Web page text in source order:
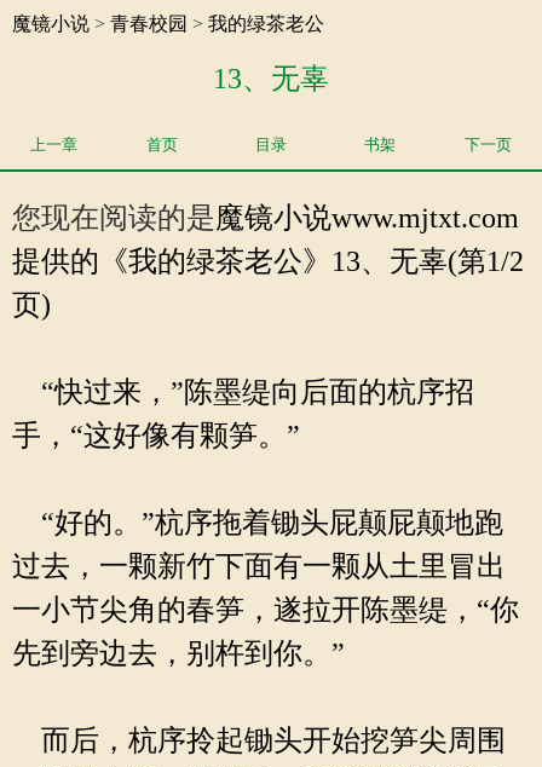
魔镜小说 > 青春校园 > 我的绿茶老公
13、无辜
上一章 首页 目录 书架 下一页
您现在阅读的是魔镜小说www.mjtxt.com
提供的《我的绿茶老公》13、无辜(第1/2
页)
“快过来，”陈墨缇向后面的杭序招
手，“这好像有颗笋。”
“好的。”杭序拖着锄头屁颠屁颠地跑
过去，一颗新竹下面有一颗从土里冒出
一小节尖角的春笋，遂拉开陈墨缇，“你
先到旁边去，别杵到你。”
而后，杭序拎起锄头开始挖笋尖周围